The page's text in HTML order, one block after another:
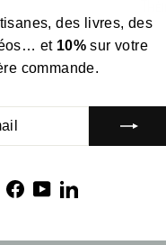
des livres, des
et 10% sur votre
commande.
Facebook
YouTubeLinkedIn